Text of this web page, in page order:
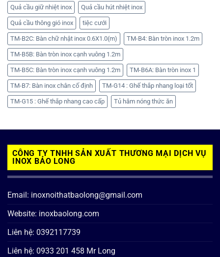
Quả cầu giữ nhiệt inox Quả cầu hút nhiệt inox
Quả cầu thông gió inox tiệc cưới
TM-B2C: Bàn chữ nhật inox 0.6X1.0(m) TM-B4: Bàn tròn inox 1.2m
TM-B5B: Bàn tròn inox cạnh vuông 1.2m
TM-B5C: Bàn tròn inox cạnh vuông 1.2m TM-B6A: Bàn tròn inox 1
TM-B7: Bàn inox chân cố định TM-G14 : Ghế thắp nhang loại tốt
TM-G15 : Ghế thắp nhang cao cấp Tủ hâm nóng thức ăn
CÔNG TY TNHH SẢN XUẤT THƯƠNG MẠI DỊCH VỤ
INOX BẢO LONG
Email: inoxnoithatbaolong@gmail.com
Website: inoxbaolong.com
Liên hệ: 0392117739
Liên hệ: 0933 201 458 Mr Long